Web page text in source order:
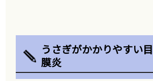
うさぎがかかりやすい
膜炎